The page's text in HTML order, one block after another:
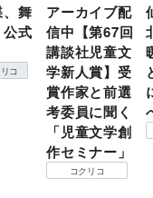
、舞
公式
コ
アーカイブ配
信中【第67回
講談社児童文
学新人賞】受
賞作家と前選
考委員に聞く
「児童文学創
作セミナー」
コクリコ